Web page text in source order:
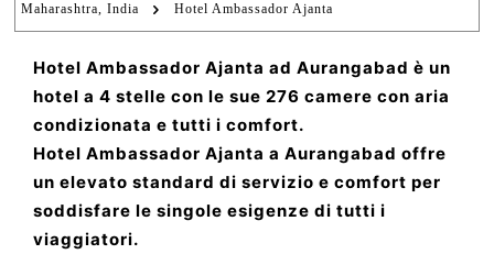
Maharashtra, India Hotel Ambassador Ajanta
Hotel Ambassador Ajanta ad Aurangabad è un
hotel a 4 stelle con le sue 276 camere con aria
condizionata e tutti i comfort.
Hotel Ambassador Ajanta a Aurangabad offre
un elevato standard di servizio e comfort per
soddisfare le singole esigenze di tutti i
viaggiatori.